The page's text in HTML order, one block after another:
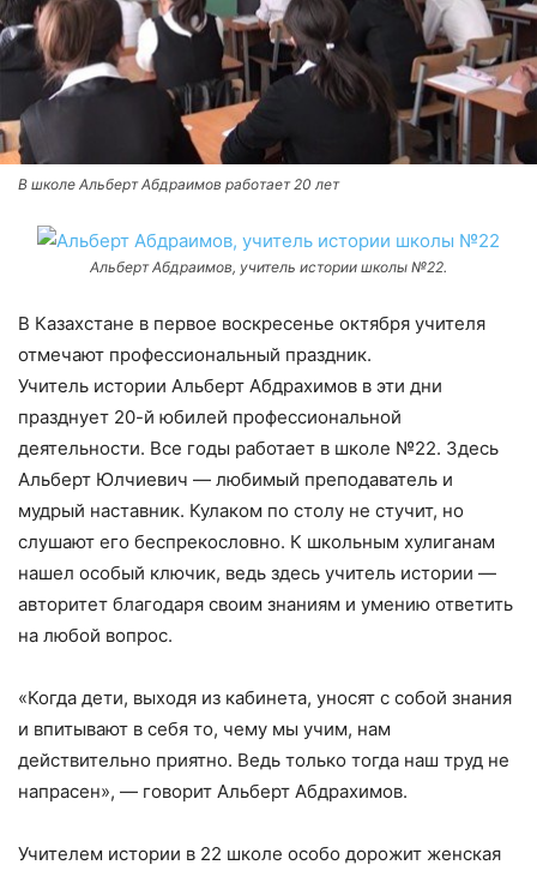
В школе Альберт Абдраимов работает 20 лет
Альберт Абдраимов, учитель истории школы №22.
В Казахстане в первое воскресенье октября учителя
отмечают профессиональный праздник.
Учитель истории Альберт Абдрахимов в эти дни
празднует 20-й юбилей профессиональной
деятельности. Все годы работает в школе №22. Здесь
Альберт Юлчиевич — любимый преподаватель и
мудрый наставник. Кулаком по столу не стучит, но
слушают его беспрекословно. К школьным хулиганам
нашел особый ключик, ведь здесь учитель истории —
авторитет благодаря своим знаниям и умению ответить
на любой вопрос.
«Когда дети, выходя из кабинета, уносят с собой знания
и впитывают в себя то, чему мы учим, нам
действительно приятно. Ведь только тогда наш труд не
напрасен», — говорит Альберт Абдрахимов.
Учителем истории в 22 школе особо дорожит женская